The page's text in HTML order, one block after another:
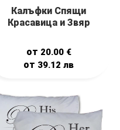
Калъфки Спящи
Красавица и Звяр
от 20.00 €
от 39.12лв